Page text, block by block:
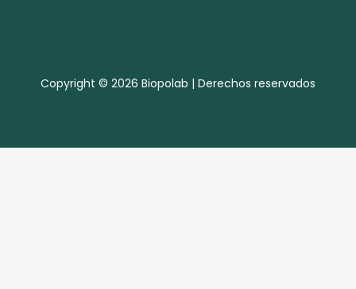
Copyright © 2026 Biopolab | Derechos reservados